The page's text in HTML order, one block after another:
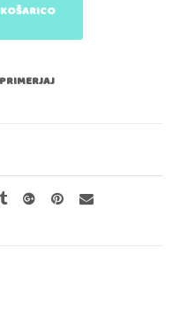
PRIMERJAJ